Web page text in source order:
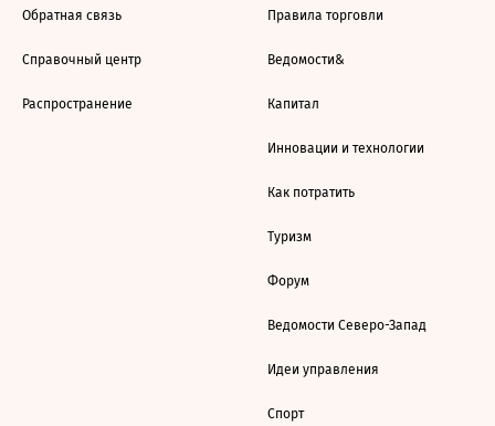
Обратная связь
Справочный центр
Распространение
Правила торговли
Ведомости&
Капитал
Инновации и технологии
Как потратить
Туризм
Форум
Ведомости Северо-Запад
Идеи управления
Спорт